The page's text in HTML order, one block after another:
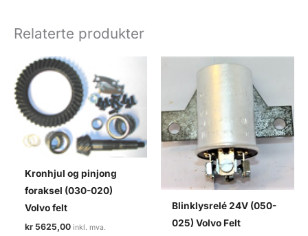
felt
Relaterte produkter
Kronhjul og pinjong
foraksel (030-020)
Volvo felt
kr 5625,00
Blinklysrelé 24V (050-
025) Volvo Felt